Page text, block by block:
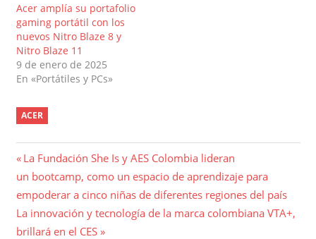
Acer amplía su portafolio
gaming portátil con los
nuevos Nitro Blaze 8 y
Nitro Blaze 11
9 de enero de 2025
En «Portátiles y PCs»
ACER
Navegación
de
entradas
Entrada
anterior:
La Fundación She Is y AES Colombia lideran
un bootcamp, como un espacio de aprendizaje para
empoderar a cinco niñas de diferentes regiones del país
Entrada
siguiente:
La innovación y tecnología de la marca colombiana VTA+,
brillará en el CES